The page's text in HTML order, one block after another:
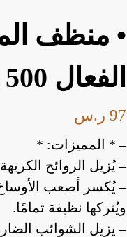
• منظف
الفعال 500 مللي
97 ر.س
– * المميزات: *
– يُزيل الروائح
– يُكسر أصعب الأوساخ
ويُتركها نظيفة تمامًا.
– يزيل الشوائب